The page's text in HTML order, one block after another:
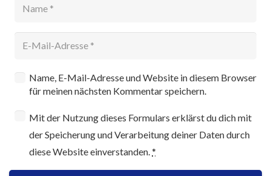
Name, E-Mail-Adresse und Website in diesem Browser
für meinen nächsten Kommentar speichern.
Mit der Nutzung dieses Formulars erklärst du dich mit
der Speicherung und Verarbeitung deiner Daten durch
diese Website einverstanden.*